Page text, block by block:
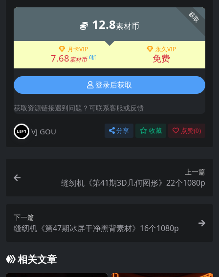
获取
12.8素材币
月卡VIP
7.68素材币 6折
永久VIP
免费
登录后获取
获取资源链接遇到问题？可联系客服或反馈
VJ GOU 分享 收藏 点赞(0)
上一篇
缝纫机《第41期3D几何图形》22个1080p
下一篇
缝纫机《第47期冰屏干净黑背素材》16个1080p
相关文章